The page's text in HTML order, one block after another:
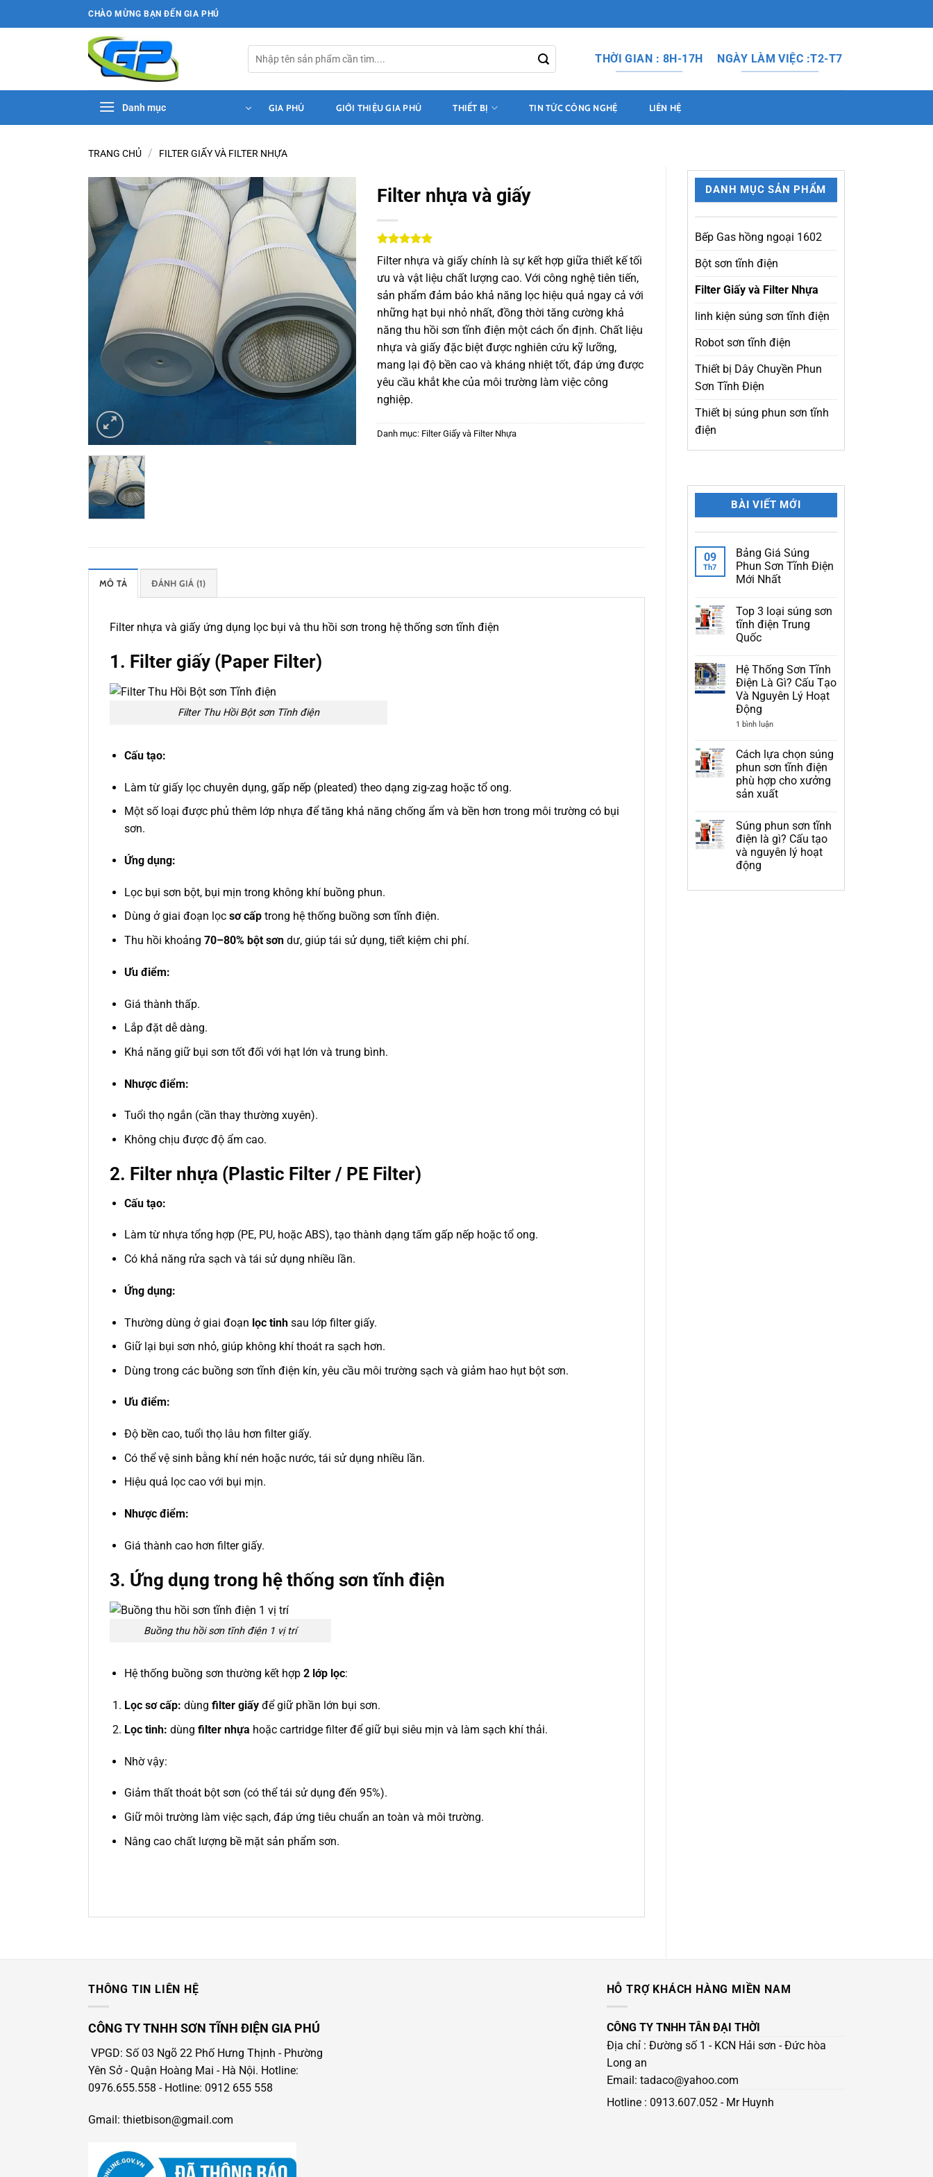
qua
CHÀO MỪNG BẠN ĐẾN GIA PHÚ
kiếm:
THỜI GIAN : 8H-17H NGÀY LÀM VIỆC :T2-T7
Danh mục GIA PHÚ GIỚI THIỆU GIA PHÚ THIẾT BỊ TIN TỨC CÔNG NGHỆ LIÊN HỆ
TRANG CHỦ / FILTER GIẤY VÀ FILTER NHỰA
DANH MỤC SẢN PHẨM
Bếp Gas hồng ngoại 1602
Bột sơn tĩnh điện
Filter Giấy và Filter Nhựa
linh kiện súng sơn tĩnh điện
Robot sơn tĩnh điện
Thiết bị Dây Chuyền Phun
Sơn Tĩnh Điện
Thiết bị súng phun sơn tĩnh
điện
BÀI VIẾT MỚI
09
Th7
Bảng Giá Súng
Phun Sơn Tĩnh Điện
Mới Nhất
bình
luận
ở
Bảng
Phun
Sơn
Tĩnh
Điện
Mới
Nhất
Top 3 loại súng sơn
tĩnh điện Trung
Quốc
bình
luận
ở
Top
3
loại
súng
điện
Trung
Quốc
Hệ Thống Sơn Tĩnh
Điện Là Gì? Cấu Tạo
Và Nguyên Lý Hoạt
Động
1 bình luậnở
Sơn
Tĩnh
Điện
Là
Gì?
Cấu
Nguyên
Lý
Hoạt
Động
Cách lựa chọn súng
phun sơn tĩnh điện
phù hợp cho xưởng
sản xuất
bình
luận
ở
Cách
lựa
chọn
phun
Súng phun sơn tĩnh
điện là gì? Cấu tạo
và nguyên lý hoạt
động
có
Filter nhựa và giấy
5trên 5
dựa trên
1
đánh giá
Filter nhựa và giấy chính là sự kết hợp giữa thiết kế tối
ưu và vật liệu chất lượng cao. Với công nghệ tiên tiến,
sản phẩm đảm bảo khả năng lọc hiệu quả ngay cả với
những hạt bụi nhỏ nhất, đồng thời tăng cường khả
năng thu hồi sơn tĩnh điện một cách ổn định. Chất liệu
nhựa và giấy đặc biệt được nghiên cứu kỹ lưỡng,
mang lại độ bền cao và kháng nhiệt tốt, đáp ứng được
yêu cầu khắt khe của môi trường làm việc công
nghiệp.
Danh mục: Filter Giấy và Filter Nhựa
MÔ TẢ ĐÁNH GIÁ (1)
Filter nhựa và giấy ứng dụng lọc bụi và thu hồi sơn trong hệ thống sơn tĩnh điện
1. Filter giấy (Paper Filter)
Filter Thu Hồi Bột sơn Tĩnh điện
Cấu tạo:
Làm từ giấy lọc chuyên dụng, gấp nếp (pleated) theo dạng zig-zag hoặc tổ ong.
Một số loại được phủ thêm lớp nhựa để tăng khả năng chống ẩm và bền hơn trong môi trường có bụi
sơn.
Ứng dụng:
Lọc bụi sơn bột, bụi mịn trong không khí buồng phun.
Dùng ở giai đoạn lọc sơ cấptrong hệ thống buồng sơn tĩnh điện.
Thu hồi khoảng 70–80% bột sơndư, giúp tái sử dụng, tiết kiệm chi phí.
Ưu điểm:
Giá thành thấp.
Lắp đặt dễ dàng.
Khả năng giữ bụi sơn tốt đối với hạt lớn và trung bình.
Nhược điểm:
Tuổi thọ ngắn (cần thay thường xuyên).
Không chịu được độ ẩm cao.
2. Filter nhựa (Plastic Filter / PE Filter)
Cấu tạo:
Làm từ nhựa tổng hợp (PE, PU, hoặc ABS), tạo thành dạng tấm gấp nếp hoặc tổ ong.
Có khả năng rửa sạch và tái sử dụng nhiều lần.
Ứng dụng:
Thường dùng ở giai đoạn lọc tinhsau lớp filter giấy.
Giữ lại bụi sơn nhỏ, giúp không khí thoát ra sạch hơn.
Dùng trong các buồng sơn tĩnh điện kín, yêu cầu môi trường sạch và giảm hao hụt bột sơn.
Ưu điểm:
Độ bền cao, tuổi thọ lâu hơn filter giấy.
Có thể vệ sinh bằng khí nén hoặc nước, tái sử dụng nhiều lần.
Hiệu quả lọc cao với bụi mịn.
Nhược điểm:
Giá thành cao hơn filter giấy.
3. Ứng dụng trong hệ thống sơn tĩnh điện
Buồng thu hồi sơn tĩnh điện 1 vị trí
Hệ thống buồng sơn thường kết hợp 2 lớp lọc:
Lọc sơ cấp: dùng filter giấyđể giữ phần lớn bụi sơn.
Lọc tinh: dùng filter nhựa hoặc cartridge filter để giữ bụi siêu mịn và làm sạch khí thải.
Nhờ vậy:
Giảm thất thoát bột sơn (có thể tái sử dụng đến 95%).
Giữ môi trường làm việc sạch, đáp ứng tiêu chuẩn an toàn và môi trường.
Nâng cao chất lượng bề mặt sản phẩm sơn.
THÔNG TIN LIÊN HỆ
CÔNG TY TNHH SƠN TĨNH ĐIỆN GIA PHÚ
VPGD: Số 03 Ngõ 22 Phố Hưng Thịnh - Phường
Yên Sở - Quận Hoàng Mai - Hà Nội. Hotline:
0976.655.558 - Hotline: 0912 655 558
Gmail: thietbison@gmail.com
HỖ TRỢ KHÁCH HÀNG MIỀN NAM
CÔNG TY TNHH TÂN ĐẠI THỜI
Địa chỉ : Đường số 1 - KCN Hải sơn - Đức hòa
Long an
Email: tadaco@yahoo.com
Hotline : 0913.607.052 - Mr Huynh